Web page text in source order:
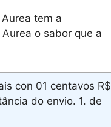
tem a
o sabor que a
con 01 centavos R$
do envio. 1. de